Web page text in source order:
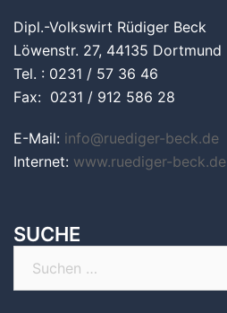
Dipl.-Volkswirt Rüdiger Beck
Löwenstr. 27, 44135 Dortmund
Tel. : 0231 / 57 36 46
Fax: 0231 / 912 586 28
E-Mail: info@ruediger-beck.de
Internet: www.ruediger-beck.de
SUCHE
nach: